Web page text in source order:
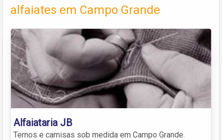
alfaiates em Campo Grande
Alfaiataria JB
Ternos e camisas sob medida em Campo Grande.